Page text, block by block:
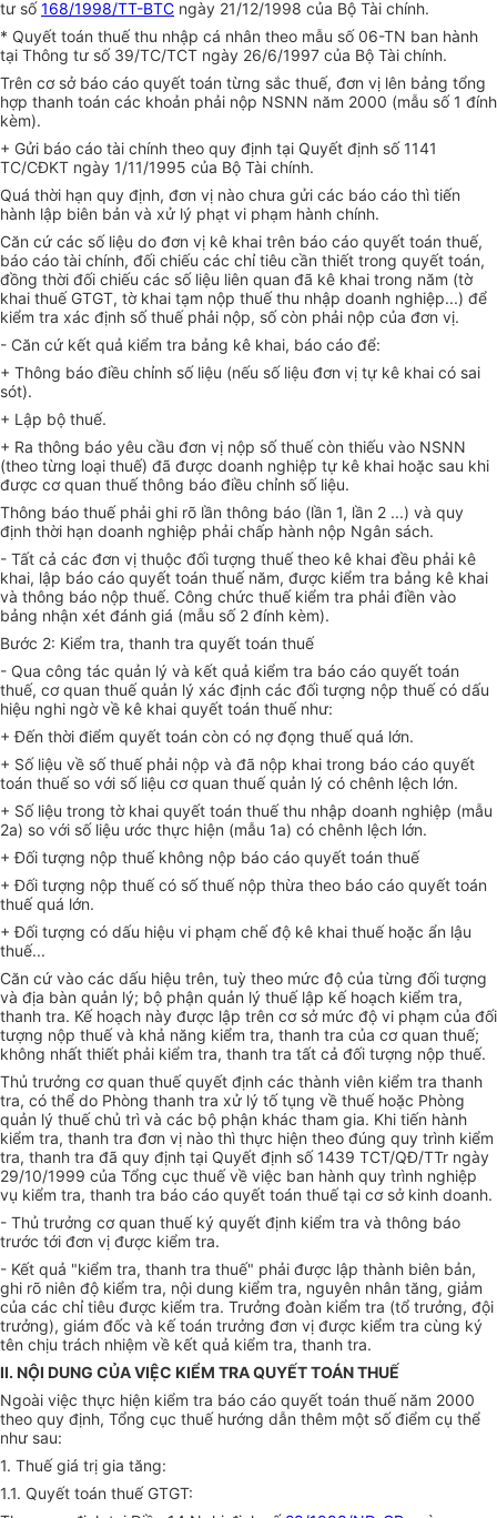
tư số168/1998/TT-BTC ngày 21/12/1998 của Bộ Tài chính.
* Quyết toán thuế thu nhập cá nhân theo mẫu số 06-TN ban hành
tại Thông tư số 39/TC/TCT ngày 26/6/1997 của Bộ Tài chính.
Trên cơ sở báo cáo quyết toán từng sắc thuế, đơn vị lên bảng tổng
hợp thanh toán các khoản phải nộp NSNN năm 2000 (mẫu số 1 đính
kèm).
+ Gửi báo cáo tài chính theo quy định tại Quyết định số 1141
TC/CĐKT ngày 1/11/1995 của Bộ Tài chính.
Quá thời hạn quy định, đơn vị nào chưa gửi các báo cáo thì tiến
hành lập biên bản và xử lý phạt vi phạm hành chính.
Căn cứ các số liệu do đơn vị kê khai trên báo cáo quyết toán thuế,
báo cáo tài chính, đối chiếu các chỉ tiêu cần thiết trong quyết toán,
đồng thời đối chiếu các số liệu liên quan đã kê khai trong năm (tờ
khai thuế GTGT, tờ khai tạm nộp thuế thu nhập doanh nghiệp...) để
kiểm tra xác định số thuế phải nộp, số còn phải nộp của đơn vị.
- Căn cứ kết quả kiểm tra bảng kê khai, báo cáo để:
+ Thông báo điều chỉnh số liệu (nếu số liệu đơn vị tự kê khai có sai
sót).
+ Lập bộ thuế.
+ Ra thông báo yêu cầu đơn vị nộp số thuế còn thiếu vào NSNN
(theo từng loại thuế) đã được doanh nghiệp tự kê khai hoặc sau khi
được cơ quan thuế thông báo điều chỉnh số liệu.
Thông báo thuế phải ghi rõ lần thông báo (lần 1, lần 2 ...) và quy
định thời hạn doanh nghiệp phải chấp hành nộp Ngân sách.
- Tất cả các đơn vị thuộc đối tượng thuế theo kê khai đều phải kê
khai, lập báo cáo quyết toán thuế năm, được kiểm tra bảng kê khai
và thông báo nộp thuế. Công chức thuế kiểm tra phải điền vào
bảng nhận xét đánh giá (mẫu số 2 đính kèm).
Bước 2: Kiểm tra, thanh tra quyết toán thuế
- Qua công tác quản lý và kết quả kiểm tra báo cáo quyết toán
thuế, cơ quan thuế quản lý xác định các đối tượng nộp thuế có dấu
hiệu nghi ngờ về kê khai quyết toán thuế như:
+ Đến thời điểm quyết toán còn có nợ đọng thuế quá lớn.
+ Số liệu về số thuế phải nộp và đã nộp khai trong báo cáo quyết
toán thuế so với số liệu cơ quan thuế quản lý có chênh lệch lớn.
+ Số liệu trong tờ khai quyết toán thuế thu nhập doanh nghiệp (mẫu
2a) so với số liệu ước thực hiện (mẫu 1a) có chênh lệch lớn.
+ Đối tượng nộp thuế không nộp báo cáo quyết toán thuế
+ Đối tượng nộp thuế có số thuế nộp thừa theo báo cáo quyết toán
thuế quá lớn.
+ Đối tượng có dấu hiệu vi phạm chế độ kê khai thuế hoặc ẩn lậu
thuế...
Căn cứ vào các dấu hiệu trên, tuỳ theo mức độ của từng đối tượng
và địa bàn quản lý; bộ phận quản lý thuế lập kế hoạch kiểm tra,
thanh tra. Kế hoạch này được lập trên cơ sở mức độ vi phạm của đối
tượng nộp thuế và khả năng kiểm tra, thanh tra của cơ quan thuế;
không nhất thiết phải kiểm tra, thanh tra tất cả đối tượng nộp thuế.
Thủ trưởng cơ quan thuế quyết định các thành viên kiểm tra thanh
tra, có thể do Phòng thanh tra xử lý tố tụng về thuế hoặc Phòng
quản lý thuế chủ trì và các bộ phận khác tham gia. Khi tiến hành
kiểm tra, thanh tra đơn vị nào thì thực hiện theo đúng quy trình kiểm
tra, thanh tra đã quy định tại Quyết định số 1439 TCT/QĐ/TTr ngày
29/10/1999 của Tổng cục thuế về việc ban hành quy trình nghiệp
vụ kiểm tra, thanh tra báo cáo quyết toán thuế tại cơ sở kinh doanh.
- Thủ trưởng cơ quan thuế ký quyết định kiểm tra và thông báo
trước tới đơn vị được kiểm tra.
- Kết quả "kiểm tra, thanh tra thuế" phải được lập thành biên bản,
ghi rõ niên độ kiểm tra, nội dung kiểm tra, nguyên nhân tăng, giảm
của các chỉ tiêu được kiểm tra. Trưởng đoàn kiểm tra (tổ trưởng, đội
trưởng), giám đốc và kế toán trưởng đơn vị được kiểm tra cùng ký
tên chịu trách nhiệm về kết quả kiểm tra, thanh tra.
II. NỘI DUNG CỦA VIỆC KIỂM TRA QUYẾT TOÁN THUẾ
Ngoài việc thực hiện kiểm tra báo cáo quyết toán thuế năm 2000
theo quy định, Tổng cục thuế hướng dẫn thêm một số điểm cụ thể
như sau:
1. Thuế giá trị gia tăng:
1.1. Quyết toán thuế GTGT: